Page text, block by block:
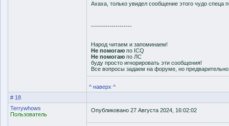
Ахаха, только увидел сообщение этого чудо спеца
--------------------
Народ читаем и запоминаем!
Не помогаю по ICQ
Не помогаю по ЛС
буду просто игнорировать эти сообщения!
Все вопросы задаем на форуме, но
^ наверх ^
# 18
Terrywhows
Пользователь
Опубликовано 27 Августа 2024, 16:02:02